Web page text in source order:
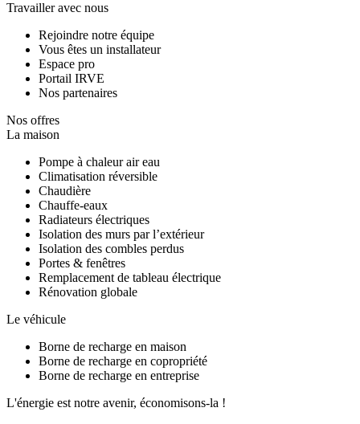
Travailler avec nous
Rejoindre notre équipe
Vous êtes un installateur
Espace pro
Portail IRVE
Nos partenaires
Nos offres
La maison
Pompe à chaleur air eau
Climatisation réversible
Chaudière
Chauffe-eaux
Radiateurs électriques
Isolation des murs par l’extérieur
Isolation des combles perdus
Portes & fenêtres
Remplacement de tableau électrique
Rénovation globale
Le véhicule
Borne de recharge en maison
Borne de recharge en copropriété
Borne de recharge en entreprise
L'énergie est notre avenir, économisons-la !